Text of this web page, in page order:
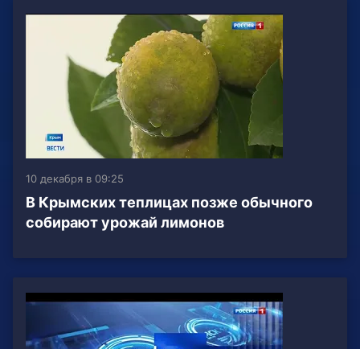
10 декабря в 09:25
В Крымских теплицах позже обычного
собирают урожай лимонов